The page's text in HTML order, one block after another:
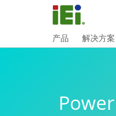
产品 解决方案